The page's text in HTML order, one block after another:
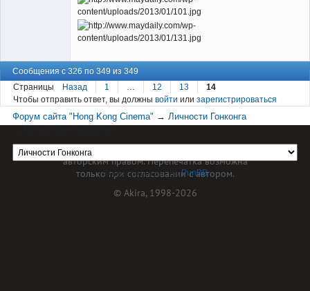
Сообщения с 326 по 349 из 349
Страницы
Назад 1 … 12 13
14
Чтобы отправить ответ, вы должны войти или зарегистрироваться
Форум сайта "Hong Kong Cinema" →Личности Гонконга
Форум работает наPunBB
Материал сайта hkcinema.ru защищен
авторским правом. Перепечатка возможна
только при согласовании с автором.
© Akira, 1998-2026